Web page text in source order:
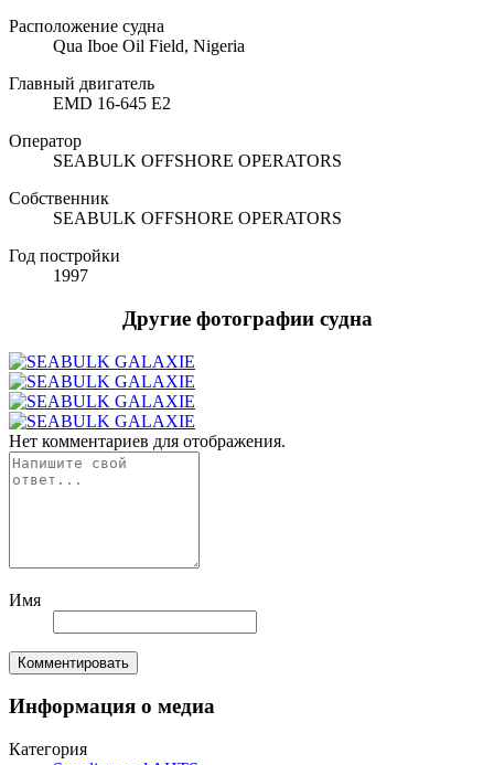
Расположение судна
Qua Iboe Oil Field, Nigeria
Главный двигатель
EMD 16-645 E2
Оператор
SEABULK OFFSHORE OPERATORS
Собственник
SEABULK OFFSHORE OPERATORS
Год постройки
1997
Другие фотографии судна
Нет комментариев для отображения.
Имя
Комментировать
Информация о медиа
Категория